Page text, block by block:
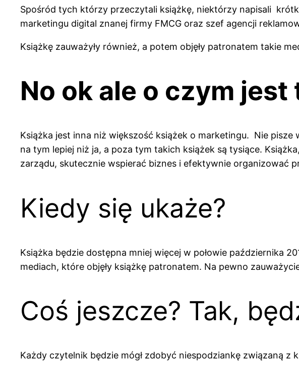
Spośród tych którzy przeczytali książkę, niektórzy napisali
marketingu digital znanej firmy FMCG oraz szef agencji
Książkę zauważyły również, a potem objęły patronatem takie
No ok ale o czym jest
Książka jest inna niż większość książek o marketingu. Nie
na tym lepiej niż ja, a poza tym takich książek są tysiące.
zarządu, skutecznie wspierać biznes i efektywnie organizować
Kiedy się ukaże?
Książka będzie dostępna mniej więcej w połowie października
mediach, które objęły książkę patronatem. Na pewno
Coś jeszcze? Tak,
Każdy czytelnik będzie mógł zdobyć niespodziankę związaną